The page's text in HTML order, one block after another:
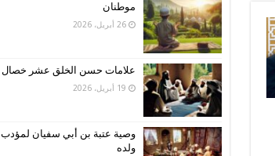
موطنان
26 أبريل، 2026
علامات حسن الخلق عشر خصال
19 أبريل، 2026
وصية عتبة بن أبي سفيان لمؤدب
ولده